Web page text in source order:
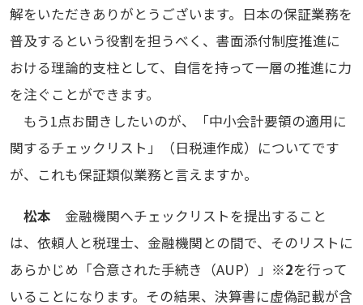
解をいただきありがとうございます。日本の保証業務を
普及するという役割を担うべく、書面添付制度推進に
おける理論的支柱として、自信を持って一層の推進に力
を注ぐことができます。
もう1点お聞きしたいのが、「中小会計要領の適用に
関するチェックリスト」（日税連作成）についてです
が、これも保証類似業務と言えますか。
松本 金融機関へチェックリストを提出すること
は、依頼人と税理士、金融機関との間で、そのリストに
あらかじめ「合意された手続き（AUP）」 ※2を行って
いることになります。その結果、決算書に虚偽記載が含